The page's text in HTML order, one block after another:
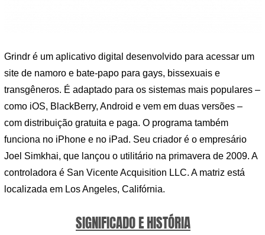
Grindr é um aplicativo digital desenvolvido para acessar um
site de namoro e bate-papo para gays, bissexuais e
transgêneros. É adaptado para os sistemas mais populares –
como iOS, BlackBerry, Android e vem em duas versões –
com distribuição gratuita e paga. O programa também
funciona no iPhone e no iPad. Seu criador é o empresário
Joel Simkhai, que lançou o utilitário na primavera de 2009. A
controladora é San Vicente Acquisition LLC. A matriz está
localizada em Los Angeles, Califórnia.
SIGNIFICADO E HISTÓRIA